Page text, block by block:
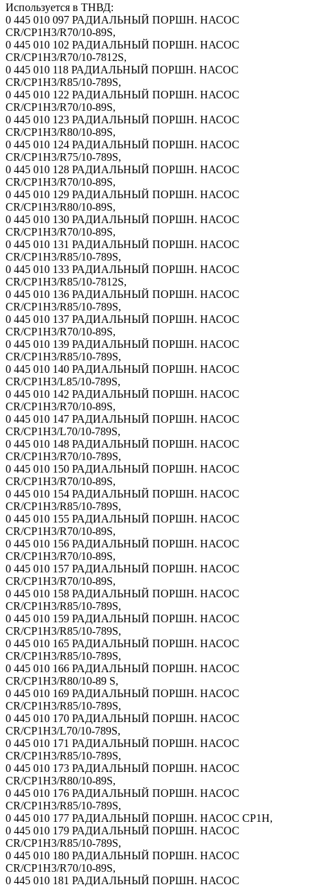
Используется в ТНВД:
0 445 010 097 РАДИАЛЬНЫЙ ПОРШН. НАСОС
CR/CP1H3/R70/10-89S,
0 445 010 102 РАДИАЛЬНЫЙ ПОРШН. НАСОС
CR/CP1H3/R70/10-7812S,
0 445 010 118 РАДИАЛЬНЫЙ ПОРШН. НАСОС
CR/CP1H3/R85/10-789S,
0 445 010 122 РАДИАЛЬНЫЙ ПОРШН. НАСОС
CR/CP1H3/R70/10-89S,
0 445 010 123 РАДИАЛЬНЫЙ ПОРШН. НАСОС
CR/CP1H3/R80/10-89S,
0 445 010 124 РАДИАЛЬНЫЙ ПОРШН. НАСОС
CR/CP1H3/R75/10-789S,
0 445 010 128 РАДИАЛЬНЫЙ ПОРШН. НАСОС
CR/CP1H3/R70/10-89S,
0 445 010 129 РАДИАЛЬНЫЙ ПОРШН. НАСОС
CR/CP1H3/R80/10-89S,
0 445 010 130 РАДИАЛЬНЫЙ ПОРШН. НАСОС
CR/CP1H3/R70/10-89S,
0 445 010 131 РАДИАЛЬНЫЙ ПОРШН. НАСОС
CR/CP1H3/R85/10-789S,
0 445 010 133 РАДИАЛЬНЫЙ ПОРШН. НАСОС
CR/CP1H3/R85/10-7812S,
0 445 010 136 РАДИАЛЬНЫЙ ПОРШН. НАСОС
CR/CP1H3/R85/10-789S,
0 445 010 137 РАДИАЛЬНЫЙ ПОРШН. НАСОС
CR/CP1H3/R70/10-89S,
0 445 010 139 РАДИАЛЬНЫЙ ПОРШН. НАСОС
CR/CP1H3/R85/10-789S,
0 445 010 140 РАДИАЛЬНЫЙ ПОРШН. НАСОС
CR/CP1H3/L85/10-789S,
0 445 010 142 РАДИАЛЬНЫЙ ПОРШН. НАСОС
CR/CP1H3/R70/10-89S,
0 445 010 147 РАДИАЛЬНЫЙ ПОРШН. НАСОС
CR/CP1H3/L70/10-789S,
0 445 010 148 РАДИАЛЬНЫЙ ПОРШН. НАСОС
CR/CP1H3/R70/10-789S,
0 445 010 150 РАДИАЛЬНЫЙ ПОРШН. НАСОС
CR/CP1H3/R70/10-89S,
0 445 010 154 РАДИАЛЬНЫЙ ПОРШН. НАСОС
CR/CP1H3/R85/10-789S,
0 445 010 155 РАДИАЛЬНЫЙ ПОРШН. НАСОС
CR/CP1H3/R70/10-89S,
0 445 010 156 РАДИАЛЬНЫЙ ПОРШН. НАСОС
CR/CP1H3/R70/10-89S,
0 445 010 157 РАДИАЛЬНЫЙ ПОРШН. НАСОС
CR/CP1H3/R70/10-89S,
0 445 010 158 РАДИАЛЬНЫЙ ПОРШН. НАСОС
CR/CP1H3/R85/10-789S,
0 445 010 159 РАДИАЛЬНЫЙ ПОРШН. НАСОС
CR/CP1H3/R85/10-789S,
0 445 010 165 РАДИАЛЬНЫЙ ПОРШН. НАСОС
CR/CP1H3/R85/10-789S,
0 445 010 166 РАДИАЛЬНЫЙ ПОРШН. НАСОС
CR/CP1H3/R80/10-89 S,
0 445 010 169 РАДИАЛЬНЫЙ ПОРШН. НАСОС
CR/CP1H3/R85/10-789S,
0 445 010 170 РАДИАЛЬНЫЙ ПОРШН. НАСОС
CR/CP1H3/L70/10-789S,
0 445 010 171 РАДИАЛЬНЫЙ ПОРШН. НАСОС
CR/CP1H3/R85/10-789S,
0 445 010 173 РАДИАЛЬНЫЙ ПОРШН. НАСОС
CR/CP1H3/R80/10-89S,
0 445 010 176 РАДИАЛЬНЫЙ ПОРШН. НАСОС
CR/CP1H3/R85/10-789S,
0 445 010 177 РАДИАЛЬНЫЙ ПОРШН. НАСОС CP1H,
0 445 010 179 РАДИАЛЬНЫЙ ПОРШН. НАСОС
CR/CP1H3/R85/10-789S,
0 445 010 180 РАДИАЛЬНЫЙ ПОРШН. НАСОС
CR/CP1H3/R70/10-89S,
0 445 010 181 РАДИАЛЬНЫЙ ПОРШН. НАСОС